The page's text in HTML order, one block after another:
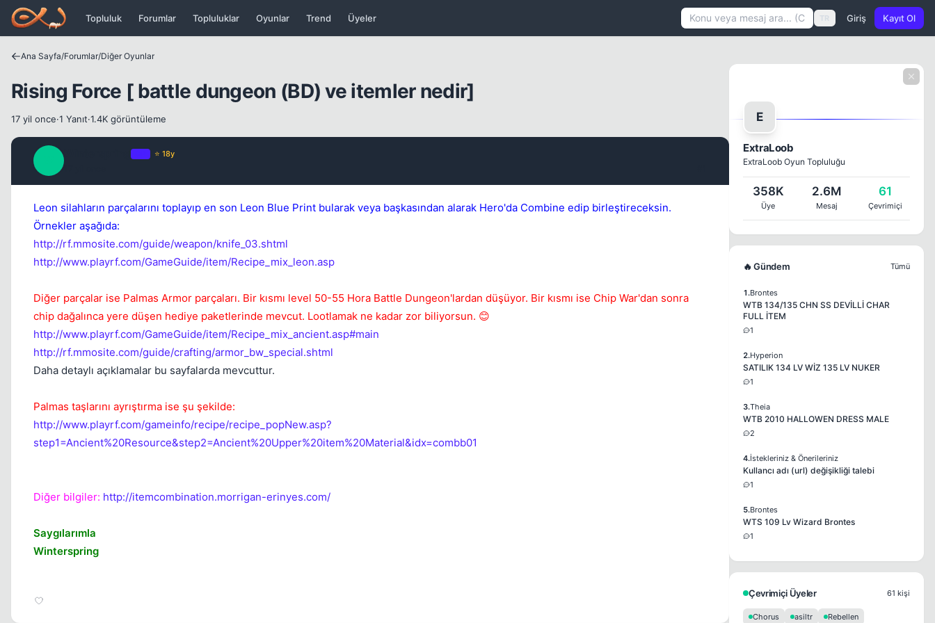
Icerige atla
Topluluk Forumlar Topluluklar Oyunlar Trend Üyeler TR Giriş Kayıt Ol
Ana Sayfa/Forumlar/Diğer Oyunlar
Rising Force [ battle dungeon (BD) ve itemler nedir]
17 yil once·1 Yanıt·1.4K görüntüleme
⭐ 18y
Leon silahların parçalarını toplayıp en son Leon Blue Print bularak veya başkasından alarak Hero'da Combine edip birleştireceksin.
Örnekler aşağıda:
http://rf.mmosite.com/guide/weapon/knife_03.shtml
http://www.playrf.com/GameGuide/item/Recipe_mix_leon.asp
Diğer parçalar ise Palmas Armor parçaları. Bir kısmı level 50-55 Hora Battle Dungeon'lardan düşüyor. Bir kısmı ise Chip War'dan sonra
chip dağalınca yere düşen hediye paketlerinde mevcut. Lootlamak ne kadar zor biliyorsun. 😊
http://www.playrf.com/GameGuide/item/Recipe_mix_ancient.asp#main
http://rf.mmosite.com/guide/crafting/armor_bw_special.shtml
Daha detaylı açıklamalar bu sayfalarda mevcuttur.
Palmas taşlarını ayrıştırma ise şu şekilde:
http://www.playrf.com/gameinfo/recipe/recipe_popNew.asp?
step1=Ancient%20Resource&step2=Ancient%20Upper%20item%20Material&idx=combb01
Diğer bilgiler: http://itemcombination.morrigan-erinyes.com/
Saygılarımla
Winterspring
E
ExtraLoob
ExtraLoob Oyun Topluluğu
358K
Üye
2.6M
Mesaj
61
Çevrimiçi
🔥 Gündem Tümü
1.Brontes
WTB 134/135 CHN SS DEVİLLİ CHAR
FULL İTEM
1
2.Hyperion
SATILIK 134 LV WİZ 135 LV NUKER
1
3.Theia
WTB 2010 HALLOWEN DRESS MALE
2
4.İstekleriniz & Önerileriniz
Kullancı adı (url) değişikliği talebi
1
5.Brontes
WTS 109 Lv Wizard Brontes
1
Çevrimiçi Üyeler 61 kişi
Chorus asiltr
Rebellen